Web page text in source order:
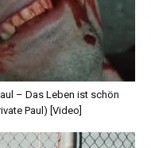
– Das Leben ist schön
Paul) [Video]